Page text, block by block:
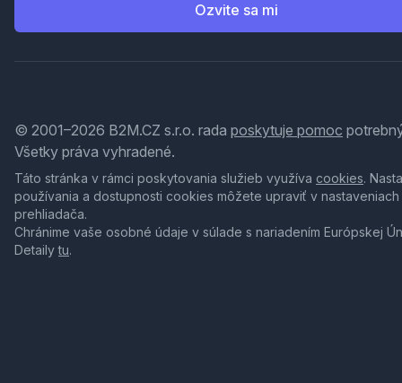
Ozvite sa mi
© 2001–2026 B2M.CZ s.r.o. rada poskytuje pomoc
Všetky práva vyhradené.
Táto stránka v rámci poskytovania služieb využíva cookies.
používania a dostupnosti cookies môžete upraviť v nastaveniach
prehliadača.
Chránime vaše osobné údaje v súlade s nariadením Európskej
Detailytu.